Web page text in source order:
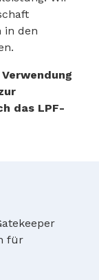
in den
das LPF-
für